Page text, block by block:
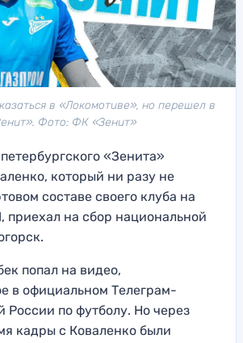
в «Локомотиве», но перешел в
Фото: ФК «Зенит»
«Зенита»
который ни разу не
составе своего клуба на
на сбор национальной
попал на видео,
в официальном Телеграм-
России по футболу. Но через
кадры с Коваленко были